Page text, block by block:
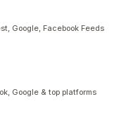
Google, Facebook Feeds
Google & top platforms